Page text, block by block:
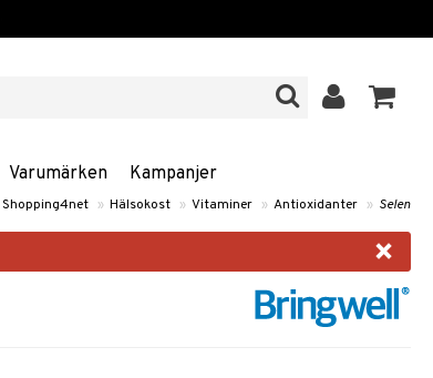
Varumärken Kampanjer
Shopping4net » Hälsokost » Vitaminer » Antioxidanter » Selen
×